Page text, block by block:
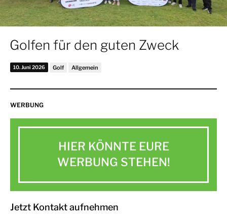
Golfen für den guten Zweck
10. Juni 2026 Golf Allgemein
WERBUNG
HIER KÖNNTE EURE
WERBUNG STEHEN!
Jetzt Kontakt aufnehmen